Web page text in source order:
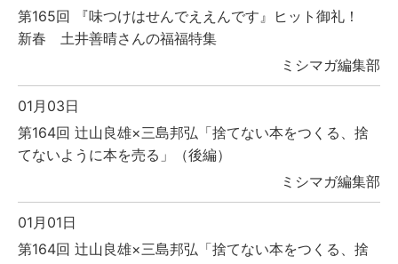
第165回 『味つけはせんでええんです』ヒット御礼！
新春 土井善晴さんの福福特集
ミシマガ編集部
01月03日
第164回 辻山良雄×三島邦弘「捨てない本をつくる、捨
てないように本を売る」（後編）
ミシマガ編集部
01月01日
第164回 辻山良雄×三島邦弘「捨てない本をつくる、捨